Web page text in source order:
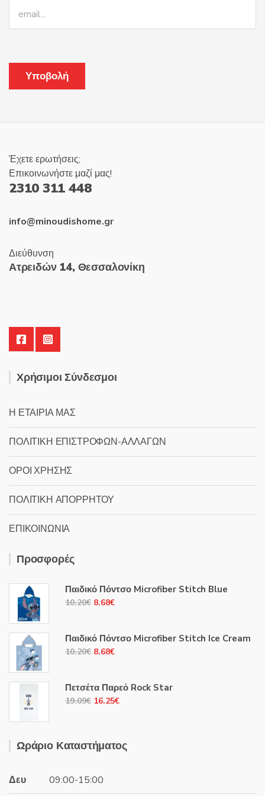
Έχετε ερωτήσεις;
Επικοινωνήστε μαζί μας!
2310 311 448
info@minoudishome.gr
Διεύθυνση
Ατρειδών 14, Θεσσαλονίκη
Χρήσιμοι Σύνδεσμοι
Η ΕΤΑΙΡΙΑ ΜΑΣ
ΠΟΛΙΤΙΚΗ ΕΠΙΣΤΡΟΦΩΝ-ΑΛΛΑΓΩΝ
ΟΡΟΙ ΧΡΗΣΗΣ
ΠΟΛΙΤΙΚΗ ΑΠΟΡΡΗΤΟΥ
ΕΠΙΚΟΙΝΩΝΙΑ
Προσφορές
Παιδικό Πόντσο Microfiber Stitch Blue
10.20€ Original
10.20€.
8.68€Η
είναι:
8.68€.
Παιδικό Πόντσο Microfiber Stitch Ice Cream
10.20€ Original
10.20€.
8.68€Η
είναι:
8.68€.
Πετσέτα Παρεό Rock Star
19.09€ Original
19.09€.
16.25€Η
είναι:
Ωράριο Καταστήματος
Δευ 09:00-15:00